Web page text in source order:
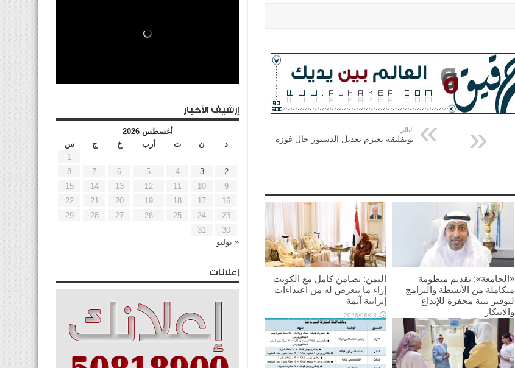
التالي:
بوتفليقة يعتزم تعديل الدستور حال فوزه
«الجامعة»: تقديم منظومة
متكاملة من الأنشطة والبرامج
لتوفير بيئة محفزة للإبداع
والابتكار
2026/08/03
اليمن: تضامن كامل مع الكويت
إزاء ما تتعرض له من اعتداءات
إيرانية آثمة
2026/08/03
إرشيف الأخبار
أغسطس 2026
د
ن ث أرب خ ج
س
1
2
3
4
5
6
7
8
9
10
11
12
13
14
15
16
17
18
19
20
21
22
23
24
25
26
27
28
29
30
31
« يوليو
إعلانات